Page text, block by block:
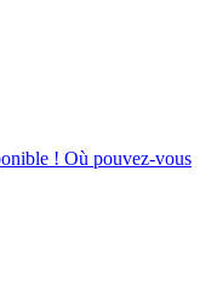
! Où pouvez-vous